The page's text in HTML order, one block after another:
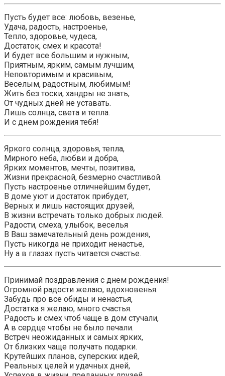
Пусть будет все: любовь, везенье,
Удача, радость, настроенье,
Тепло, здоровье, чудеса,
Достаток, смех и красота!
И будет все большим и нужным,
Приятным, ярким, самым лучшим,
Неповторимым и красивым,
Веселым, радостным, любимым!
Жить без тоски, хандры не знать,
От чудных дней не уставать.
Лишь солнца, света и тепла.
И с днем рождения тебя!
Яркого солнца, здоровья, тепла,
Мирного неба, любви и добра,
Ярких моментов, мечты, позитива,
Жизни прекрасной, безмерно счастливой.
Пусть настроенье отличнейшим будет,
В доме уют и достаток прибудет,
Верных и лишь настоящих друзей,
В жизни встречать только добрых людей.
Радости, смеха, улыбок, веселья
В Ваш замечательный день рождения,
Пусть никогда не приходит ненастье,
Ну а в глазах пусть читается счастье.
Принимай поздравления с днем рождения!
Огромной радости желаю, вдохновенья.
Забудь про все обиды и ненастья,
Достатка я желаю, много счастья.
Радость и смех чтоб чаще в дом стучали,
А в сердце чтобы не было печали.
Встреч неожиданных и самых ярких,
От близких чаще получать подарки.
Крутейших планов, суперских идей,
Реальных целей и удачных дней,